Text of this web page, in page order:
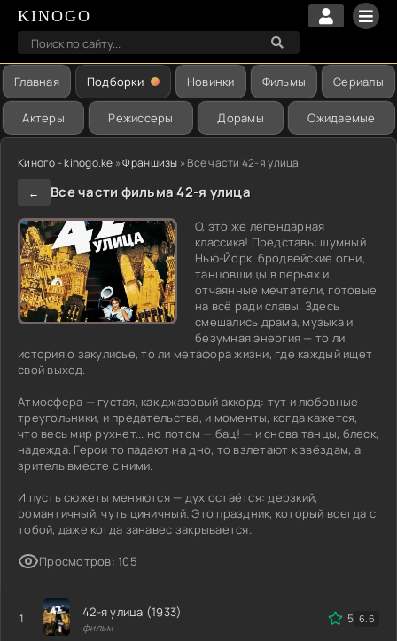
KINOGO
Главная Подборки Новинки Фильмы Сериалы
Актеры Режиссеры Дорамы Ожидаемые
Киного - kinogo.ke »Франшизы » Все части 42-я улица
←
Все части фильма 42-я улица
О, это же легендарная
классика! Представь: шумный
Нью-Йорк, бродвейские огни,
танцовщицы в перьях и
отчаянные мечтатели, готовые
на всё ради славы. Здесь
смешались драма, музыка и
безумная энергия — то ли
история о закулисье, то ли метафора жизни, где каждый ищет
свой выход.
Атмосфера — густая, как джазовый аккорд: тут и любовные
треугольники, и предательства, и моменты, когда кажется,
что весь мир рухнет... но потом — бац! — и снова танцы, блеск,
надежда. Герои то падают на дно, то взлетают к звёздам, а
зритель вместе с ними.
И пусть сюжеты меняются — дух остаётся: дерзкий,
романтичный, чуть циничный. Это праздник, который всегда с
тобой, даже когда занавес закрывается.
Просмотров: 105
1 42-я улица (1933)
фильм
5 6.6